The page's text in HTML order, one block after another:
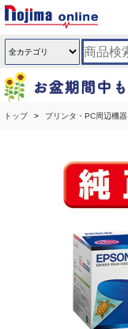
トップ プリンタ・PC周辺機器